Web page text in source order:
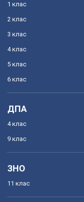
1 клас
2 клас
3 клас
4 клас
5 клас
6 клас
ДПА
4 клас
9 клас
ЗНО
11 клас